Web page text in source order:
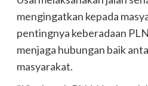
mengingatkan kepada
pentingnya keberadaan
menjaga hubungan baik
masyarakat.